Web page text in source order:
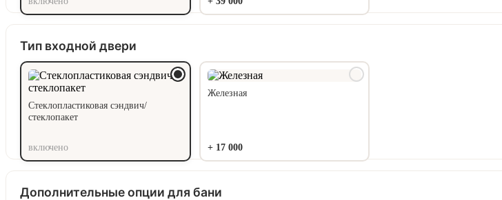
Тип входной двери
Стеклопластиковая сэндвич/
стеклопакет
включено
Железная
+ 17 000
Дополнительные опции для бани